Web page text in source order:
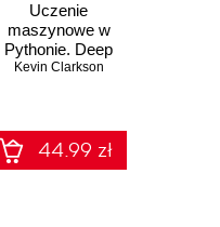
Uczenie
maszynowe w
Pythonie. Deep
learning i machine
Kevin Clarkson
44.99 zł